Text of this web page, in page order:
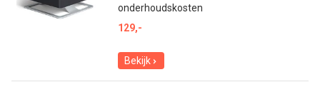
onderhoudskosten
129,-
Bekijk